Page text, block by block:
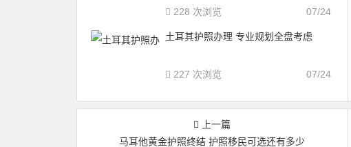
07/24
228 次浏览
土耳其护照办理 专业规划全盘考虑
07/24
227 次浏览
上一篇
马耳他黄金护照终结 护照移民可选还有多少